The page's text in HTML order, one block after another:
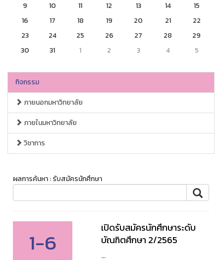
9
10 11 12 13 14
15
16
17 18 19 20 21
22
23
24 25 26 27 28
29
30
31 1 2 3 4 5
กิจกรรม
ภายนอกมหาวิทยาลัย
ภายในมหาวิทยาลัย
วิชาการ
ผลการค้นหา : รับสมัครนักศึกษา
1-6
เปิดรับสมัครนักศึกษาระดับ
บัณฑิตศึกษา 2/2565
...